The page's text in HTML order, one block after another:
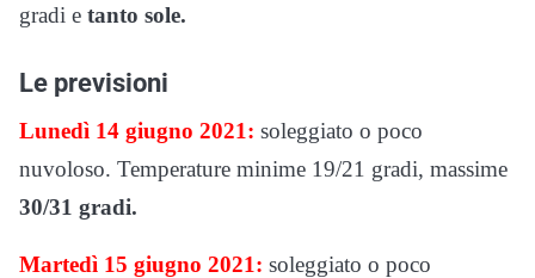
gradi e tanto sole.
Le previsioni
Lunedì 14 giugno 2021: soleggiato o poco
nuvoloso. Temperature minime 19/21 gradi, massime
30/31 gradi.
Martedì 15 giugno 2021: soleggiato o poco